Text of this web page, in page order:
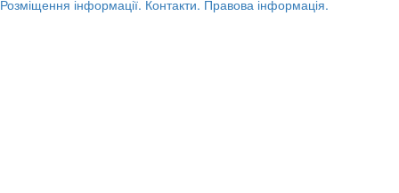
Розміщення інформації. Контакти. Правова інформація.